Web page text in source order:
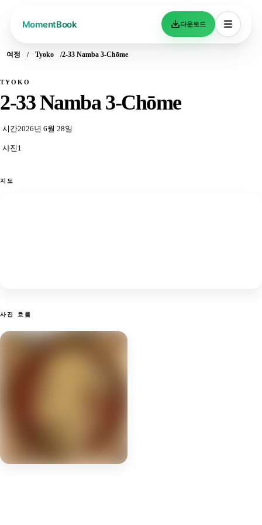
다운로드
여정 Tyoko 2-33 Namba 3-Chōme
TYOKO
2-33 Namba 3-Chōme
시간2026년 6월 28일
사진 1
지도
사진 흐름